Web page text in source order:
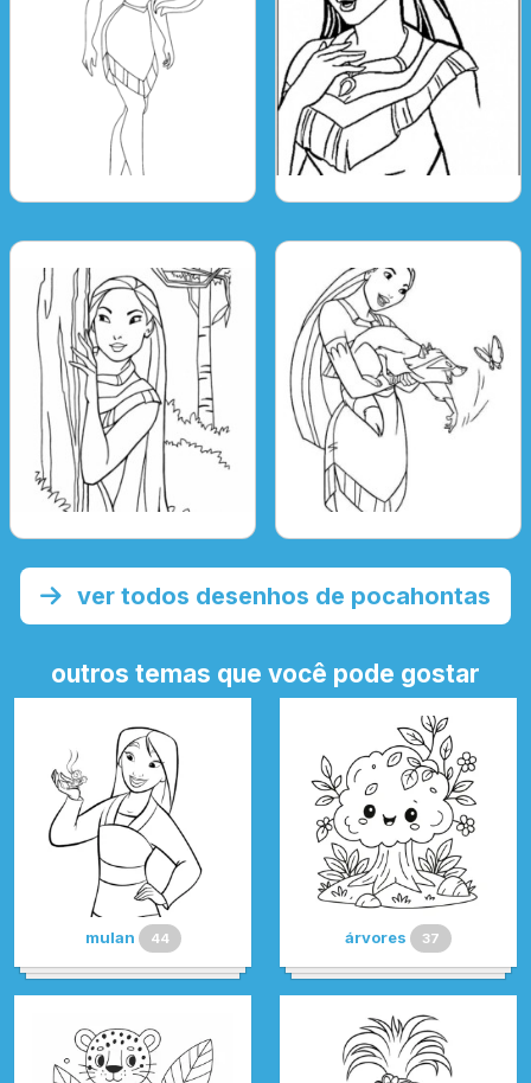
ver todos desenhos de pocahontas
outros temas que você pode gostar
mulan 44 árvores 37